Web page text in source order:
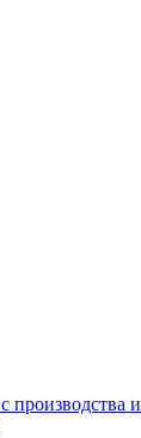
производства